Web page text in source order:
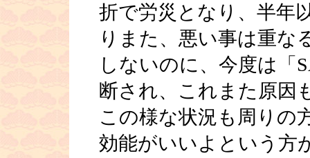
折で労災となり、半年
りまた、悪い事は重な
しないのに、今度は「
断され、これまた原因
この様な状況も周りの
効能がいいよという方